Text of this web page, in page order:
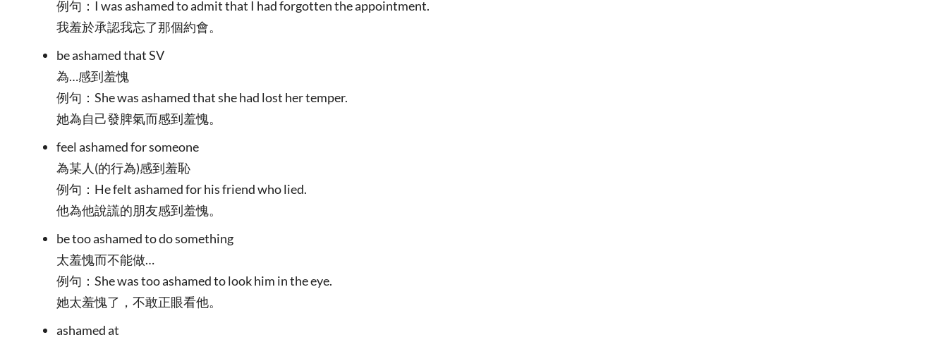
例句：I was ashamed to admit that I had forgotten the appointment.
我羞於承認我忘了那個約會。
be ashamed that SV
為…感到羞愧
例句：She was ashamed that she had lost her temper.
她為自己發脾氣而感到羞愧。
feel ashamed for someone
為某人(的行為)感到羞恥
例句：He felt ashamed for his friend who lied.
他為他說謊的朋友感到羞愧。
be too ashamed to do something
太羞愧而不能做…
例句：She was too ashamed to look him in the eye.
她太羞愧了，不敢正眼看他。
ashamed at